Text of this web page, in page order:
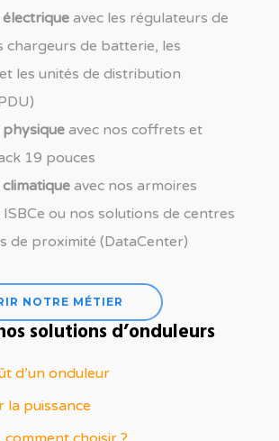
avec les régulateurs de
chargeurs de batterie, les
et les unités de distribution
avec nos coffrets et
19 pouces
avec nos armoires
ou nos solutions de centres
de proximité (DataCenter)
NOTRE MÉTIER
solutions d’onduleurs
d’un onduleur
la puissance